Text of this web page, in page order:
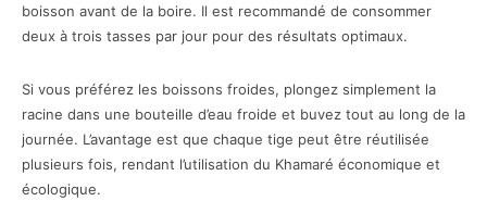
boisson avant de la boire. Il est recommandé de consommer
deux à trois tasses par jour pour des résultats optimaux.
Si vous préférez les boissons froides, plongez simplement la
racine dans une bouteille d’eau froide et buvez tout au long de la
journée. L’avantage est que chaque tige peut être réutilisée
plusieurs fois, rendant l’utilisation du Khamaré économique et
écologique.